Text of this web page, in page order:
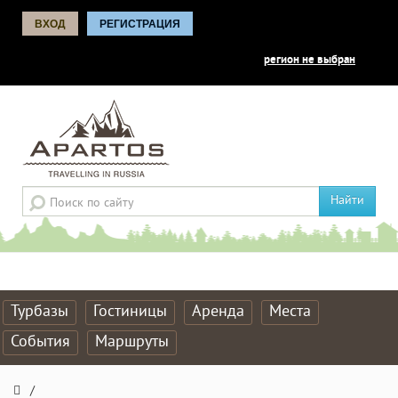
ВХОД РЕГИСТРАЦИЯ
регион не выбран
Найти
Турбазы Гостиницы Аренда
Места
События
Маршруты
/